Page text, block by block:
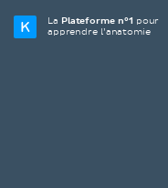
La Plateforme n°1 pour
apprendre l’anatomie